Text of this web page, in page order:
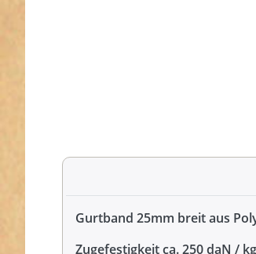
Gurtband 25mm breit aus
Zugefestigkeit ca. 250 daN / kg